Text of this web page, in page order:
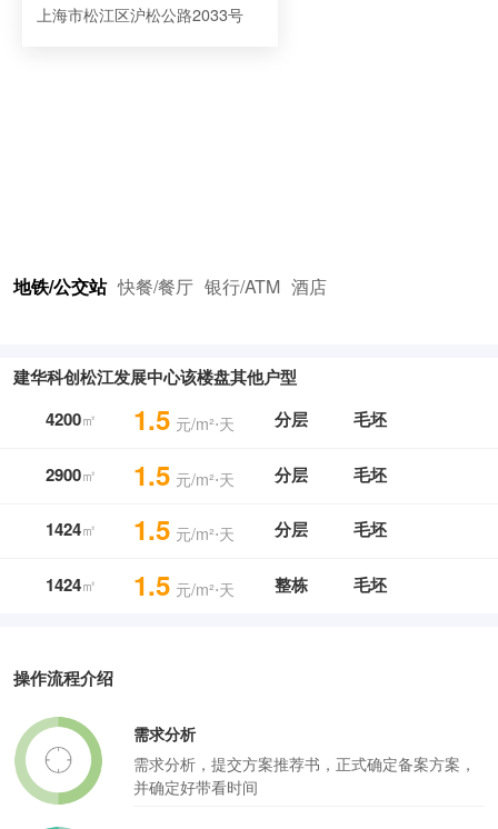
地铁/公交站 快餐/餐厅 银行/ATM 酒店
上海市松江区沪松公路2033号
建华科创松江发展中心该楼盘其他户型
4200㎡ 1.5 元/m²⋅天 分层 毛坯
2900㎡ 1.5 元/m²⋅天 分层 毛坯
1424㎡ 1.5 元/m²⋅天 分层 毛坯
1424㎡ 1.5 元/m²⋅天 整栋 毛坯
操作流程介绍
需求分析
需求分析，提交方案推荐书，正式确定备案方案，
并确定好带看时间